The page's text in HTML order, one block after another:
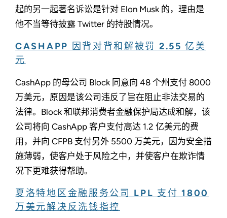
起的另一起著名诉讼是针对 Elon Musk 的，理由是
他不当等待披露 Twitter 的持股情况。
CASHAPP 因背对背和解被罚 2.55 亿美
元
CashApp 的母公司 Block 同意向 48 个州支付 8000
万美元，原因是该公司违反了旨在阻止非法交易的
法律。Block 和联邦消费者金融保护局达成和解，该
公司将向 CashApp 客户支付高达 1.2 亿美元的费
用，并向 CFPB 支付另外 5500 万美元，因为安全措
施薄弱，使客户处于风险之中，并使客户在欺诈情
况下更难获得帮助。
夏洛特地区金融服务公司 LPL 支付 1800
万美元解决反洗钱指控